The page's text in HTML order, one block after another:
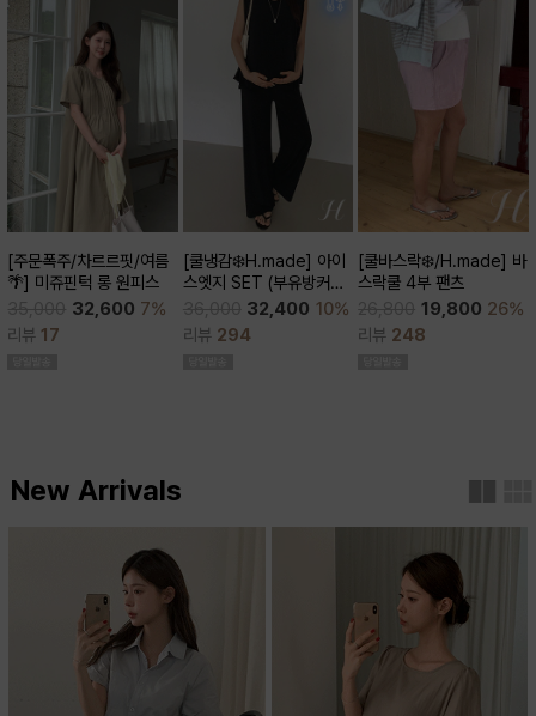
[주문폭주/차르르핏/여름
🌴] 미쥬핀턱 롱 원피스
32,600 7%
리뷰 17
[쿨냉감❄️H.made] 아이
스엣지 SET (부유방커버/
쿨세트/코디활용굿/출근
룩,데일리룩)
32,400 10%
리뷰 294
[쿨바스락❄️/H.made] 바
스락쿨 4부 팬츠
19,800 26%
리뷰 248
New Arrivals